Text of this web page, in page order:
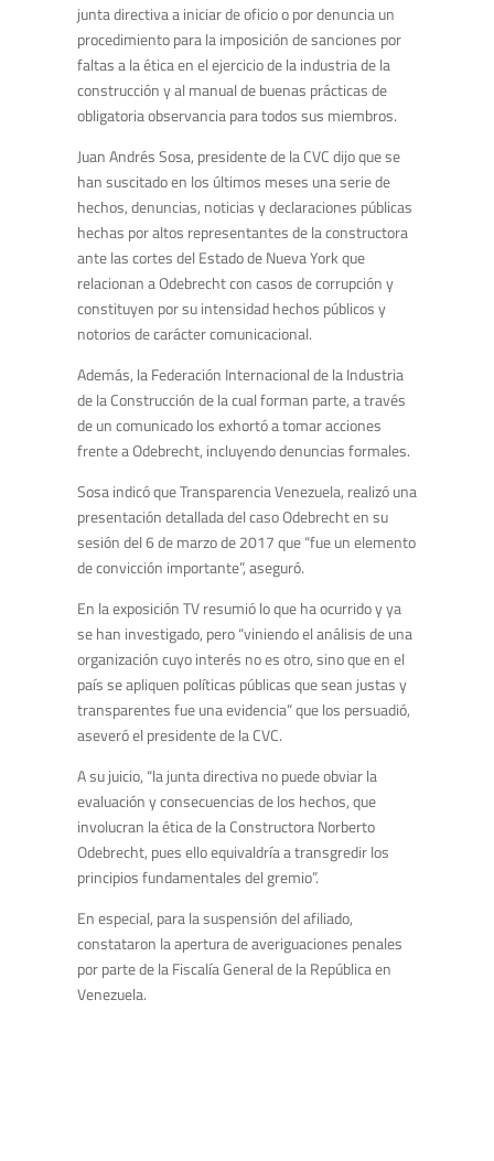
junta directiva a iniciar de oficio o por denuncia un
procedimiento para la imposición de sanciones por
faltas a la ética en el ejercicio de la industria de la
construcción y al manual de buenas prácticas de
obligatoria observancia para todos sus miembros.
Juan Andrés Sosa, presidente de la CVC dijo que se
han suscitado en los últimos meses una serie de
hechos, denuncias, noticias y declaraciones públicas
hechas por altos representantes de la constructora
ante las cortes del Estado de Nueva York que
relacionan a Odebrecht con casos de corrupción y
constituyen por su intensidad hechos públicos y
notorios de carácter comunicacional.
Además, la Federación Internacional de la Industria
de la Construcción de la cual forman parte, a través
de un comunicado los exhortó a tomar acciones
frente a Odebrecht, incluyendo denuncias formales.
Sosa indicó que Transparencia Venezuela, realizó una
presentación detallada del caso Odebrecht en su
sesión del 6 de marzo de 2017 que “fue un elemento
de convicción importante”, aseguró.
En la exposición TV resumió lo que ha ocurrido y ya
se han investigado, pero “viniendo el análisis de una
organización cuyo interés no es otro, sino que en el
país se apliquen políticas públicas que sean justas y
transparentes fue una evidencia” que los persuadió,
aseveró el presidente de la CVC.
A su juicio, “la junta directiva no puede obviar la
evaluación y consecuencias de los hechos, que
involucran la ética de la Constructora Norberto
Odebrecht, pues ello equivaldría a transgredir los
principios fundamentales del gremio”.
En especial, para la suspensión del afiliado,
constataron la apertura de averiguaciones penales
por parte de la Fiscalía General de la República en
Venezuela.